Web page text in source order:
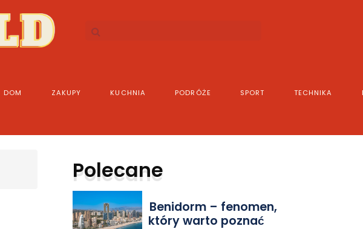
DOM ZAKUPY KUCHNIA PODRÓŻE SPORT TECHNIKA
Polecane
Benidorm – fenomen,
który warto poznać